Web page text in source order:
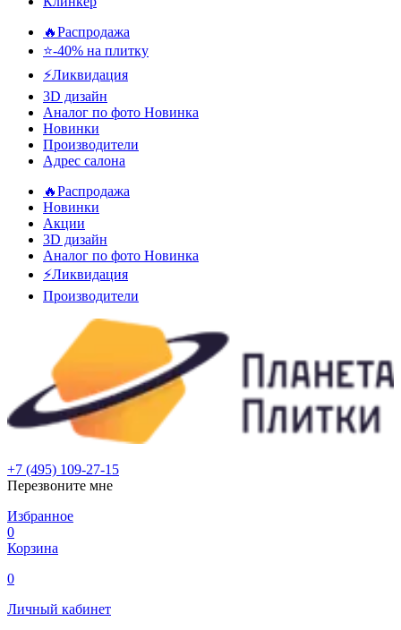
🔥Распродажа
⭐-40% на плитку
⚡️Ликвидация
3D дизайн
Аналог по фото Новинка
Новинки
Производители
Адрес салона
🔥Распродажа
Новинки
Акции
3D дизайн
Аналог по фото Новинка
⚡Ликвидация
Производители
+7 (495) 109-27-15
Перезвоните мне
Избранное
0
Корзина
0
Личный кабинет